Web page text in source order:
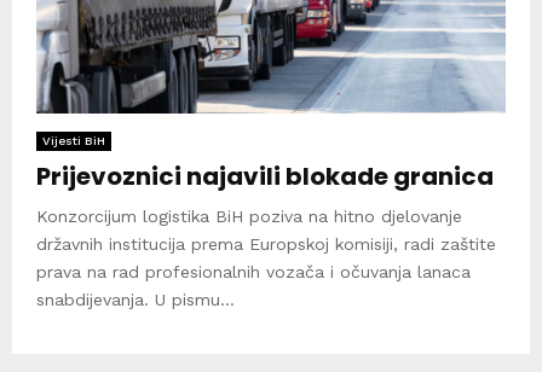
Vijesti BiH
Prijevoznici najavili blokade granica
Konzorcijum logistika BiH poziva na hitno djelovanje
državnih institucija prema Europskoj komisiji, radi zaštite
prava na rad profesionalnih vozača i očuvanja lanaca
snabdijevanja. U pismu...